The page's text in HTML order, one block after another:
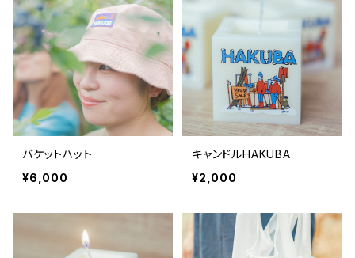
バケットハット
¥6,000
キャンドルHAKUBA
¥2,000